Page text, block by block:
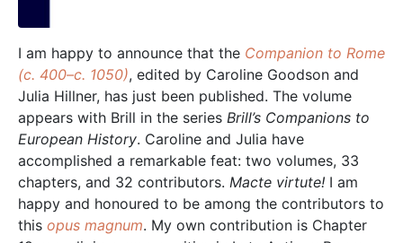
I am happy to announce that the Companion to Rome
(c. 400–c. 1050), edited by Caroline Goodson and
Julia Hillner, has just been published. The volume
appears with Brill in the series Brill’s Companions to
European History. Caroline and Julia have
accomplished a remarkable feat: two volumes, 33
chapters, and 32 contributors. Macte virtute! I am
happy and honoured to be among the contributors to
this opus magnum. My own contribution is Chapter